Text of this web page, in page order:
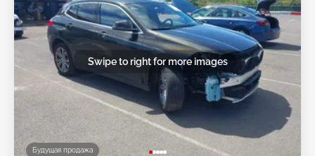
Будущая продажа
Swipe to right for more images